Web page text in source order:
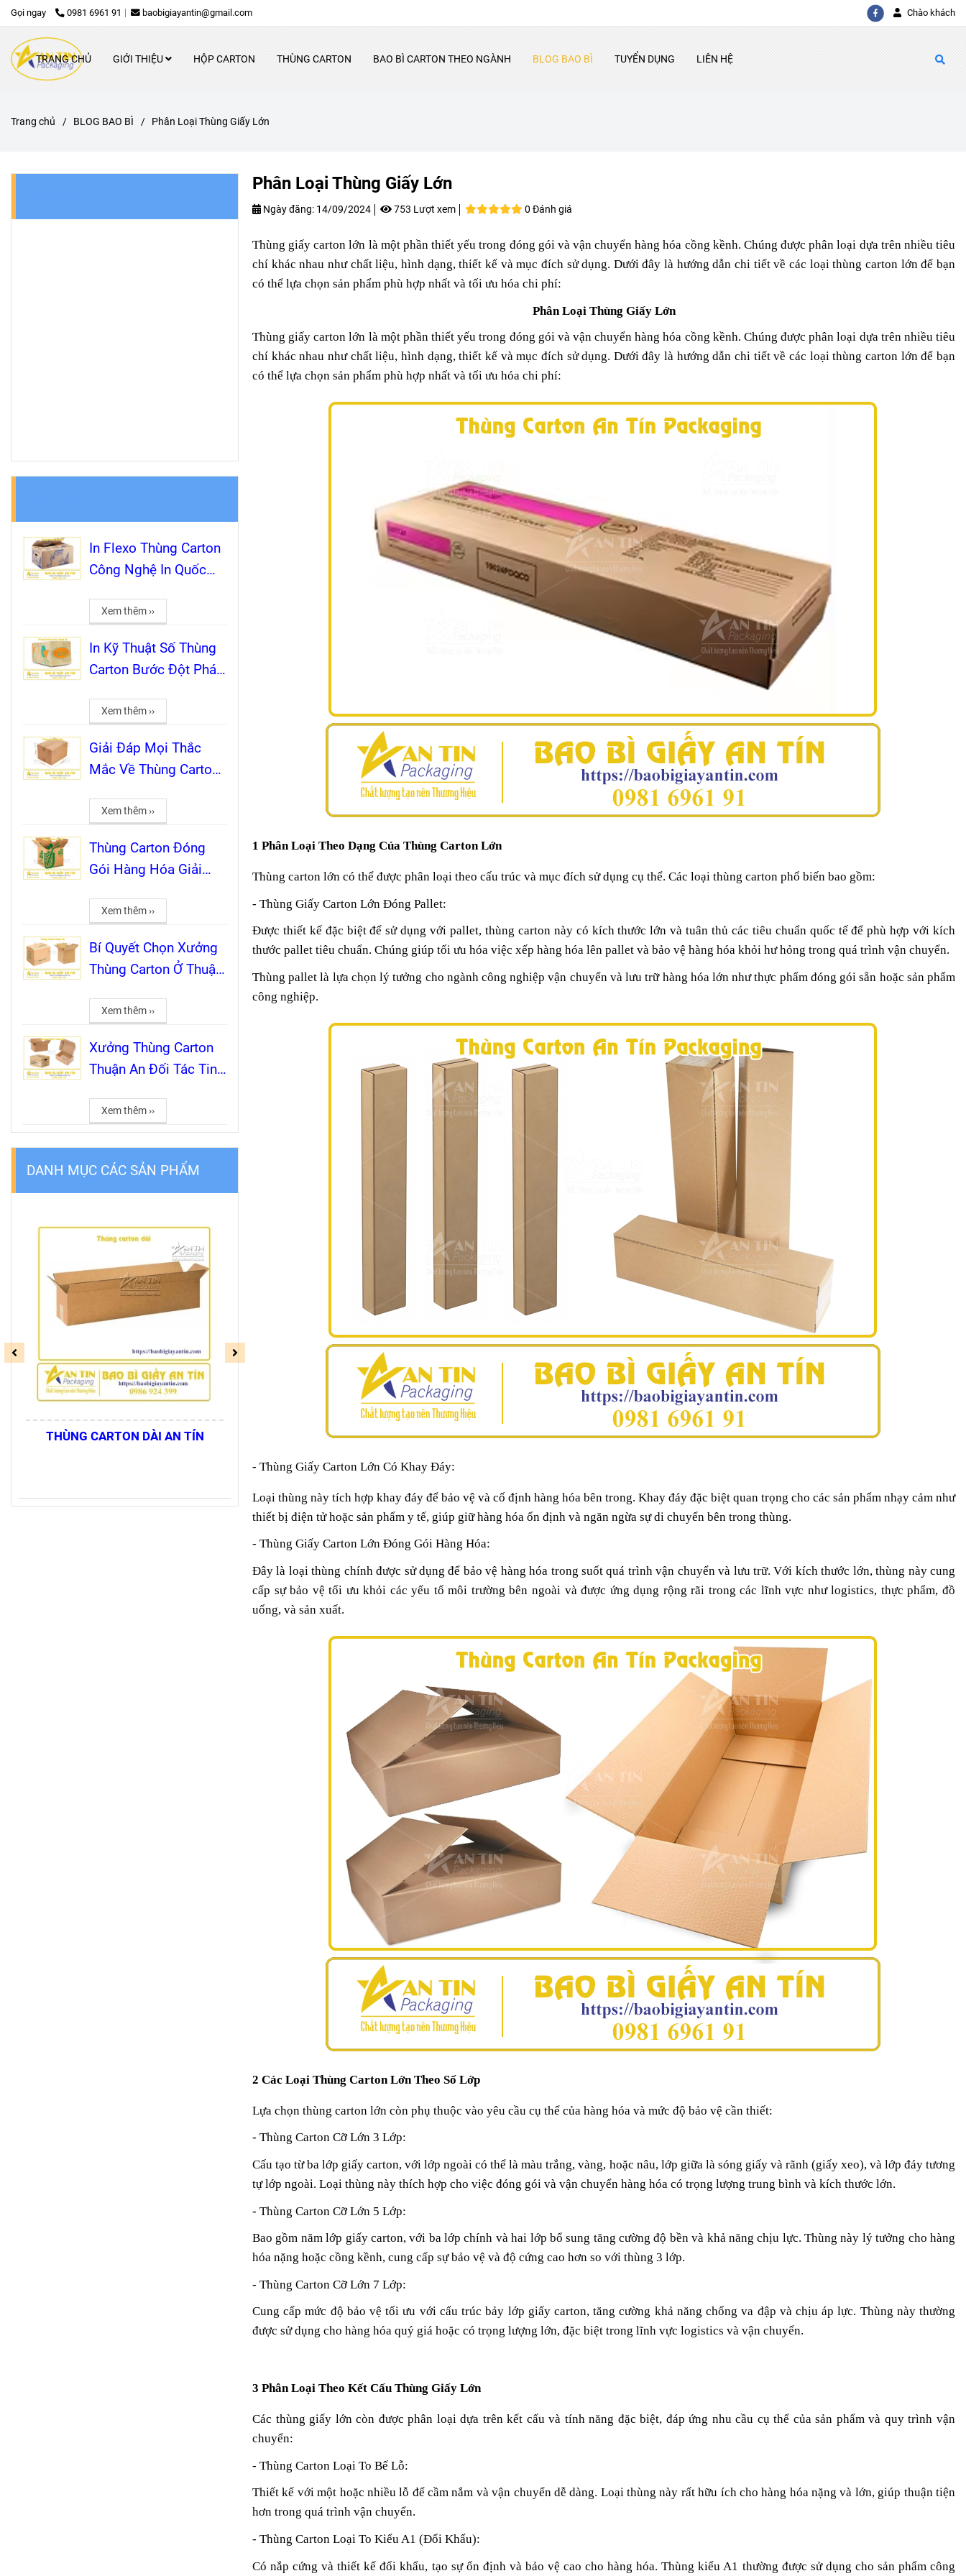
Gọi ngay 0981 6961 91 baobigiayantin@gmail.com Chào khách
TRANG CHỦ GIỚI THIỆU HỘP CARTON THÙNG CARTON BAO BÌ CARTON THEO NGÀNH BLOG BAO BÌ TUYỂN DỤNG LIÊN HỆ
Trang chủ / BLOG BAO BÌ / Phân Loại Thùng Giấy Lớn
Phân Loại Thùng Giấy Lớn
Ngày đăng: 14/09/2024 753 Lượt xem 0 Đánh giá
Thùng giấy carton lớn là một phần thiết yếu trong đóng gói và vận chuyển hàng hóa cồng kềnh. Chúng được phân loại dựa trên nhiều tiêu
chí khác nhau như chất liệu, hình dạng, thiết kế và mục đích sử dụng. Dưới đây là hướng dẫn chi tiết về các loại thùng carton lớn để bạn
có thể lựa chọn sản phẩm phù hợp nhất và tối ưu hóa chi phí:
Phân Loại Thùng Giấy Lớn
Thùng giấy carton lớn là một phần thiết yếu trong đóng gói và vận chuyển hàng hóa cồng kềnh. Chúng được phân loại dựa trên nhiều tiêu
chí khác nhau như chất liệu, hình dạng, thiết kế và mục đích sử dụng. Dưới đây là hướng dẫn chi tiết về các loại thùng carton lớn để bạn
có thể lựa chọn sản phẩm phù hợp nhất và tối ưu hóa chi phí:
1 Phân Loại Theo Dạng Của Thùng Carton Lớn
Thùng carton lớn có thể được phân loại theo cấu trúc và mục đích sử dụng cụ thể. Các loại thùng carton phổ biến bao gồm:
- Thùng Giấy Carton Lớn Đóng Pallet:
Được thiết kế đặc biệt để sử dụng với pallet, thùng carton này có kích thước lớn và tuân thủ các tiêu chuẩn quốc tế để phù hợp với kích
thước pallet tiêu chuẩn. Chúng giúp tối ưu hóa việc xếp hàng hóa lên pallet và bảo vệ hàng hóa khỏi hư hỏng trong quá trình vận chuyển.
Thùng pallet là lựa chọn lý tưởng cho ngành công nghiệp vận chuyển và lưu trữ hàng hóa lớn như thực phẩm đóng gói sẵn hoặc sản phẩm
công nghiệp.
- Thùng Giấy Carton Lớn Có Khay Đáy:
Loại thùng này tích hợp khay đáy để bảo vệ và cố định hàng hóa bên trong. Khay đáy đặc biệt quan trọng cho các sản phẩm nhạy cảm như
thiết bị điện tử hoặc sản phẩm y tế, giúp giữ hàng hóa ổn định và ngăn ngừa sự di chuyển bên trong thùng.
- Thùng Giấy Carton Lớn Đóng Gói Hàng Hóa:
Đây là loại thùng chính được sử dụng để bảo vệ hàng hóa trong suốt quá trình vận chuyển và lưu trữ. Với kích thước lớn, thùng này cung
cấp sự bảo vệ tối ưu khỏi các yếu tố môi trường bên ngoài và được ứng dụng rộng rãi trong các lĩnh vực như logistics, thực phẩm, đồ
uống, và sản xuất.
2 Các Loại Thùng Carton Lớn Theo Số Lớp
Lựa chọn thùng carton lớn còn phụ thuộc vào yêu cầu cụ thể của hàng hóa và mức độ bảo vệ cần thiết:
- Thùng Carton Cỡ Lớn 3 Lớp:
Cấu tạo từ ba lớp giấy carton, với lớp ngoài có thể là màu trắng, vàng, hoặc nâu, lớp giữa là sóng giấy và rãnh (giấy xeo), và lớp đáy tương
tự lớp ngoài. Loại thùng này thích hợp cho việc đóng gói và vận chuyển hàng hóa có trọng lượng trung bình và kích thước lớn.
- Thùng Carton Cỡ Lớn 5 Lớp:
Bao gồm năm lớp giấy carton, với ba lớp chính và hai lớp bổ sung tăng cường độ bền và khả năng chịu lực. Thùng này lý tưởng cho hàng
hóa nặng hoặc cồng kềnh, cung cấp sự bảo vệ và độ cứng cao hơn so với thùng 3 lớp.
- Thùng Carton Cỡ Lớn 7 Lớp:
Cung cấp mức độ bảo vệ tối ưu với cấu trúc bảy lớp giấy carton, tăng cường khả năng chống va đập và chịu áp lực. Thùng này thường
được sử dụng cho hàng hóa quý giá hoặc có trọng lượng lớn, đặc biệt trong lĩnh vực logistics và vận chuyển.
3 Phân Loại Theo Kết Cấu Thùng Giấy Lớn
Các thùng giấy lớn còn được phân loại dựa trên kết cấu và tính năng đặc biệt, đáp ứng nhu cầu cụ thể của sản phẩm và quy trình vận
chuyển:
- Thùng Carton Loại To Bế Lỗ:
Thiết kế với một hoặc nhiều lỗ để cầm nắm và vận chuyển dễ dàng. Loại thùng này rất hữu ích cho hàng hóa nặng và lớn, giúp thuận tiện
hơn trong quá trình vận chuyển.
- Thùng Carton Loại To Kiểu A1 (Đối Khẩu):
Có nắp cứng và thiết kế đối khẩu, tạo sự ổn định và bảo vệ cao cho hàng hóa. Thùng kiểu A1 thường được sử dụng cho sản phẩm công
In Flexo Thùng Carton
Công Nghệ In Quốc
Bì Số Lượng Lớn
Xem thêm ››
In Kỹ Thuật Số Thùng
Carton Bước Đột Phá
Mới Cùng An Tín
Xem thêm ››
Giải Đáp Mọi Thắc
Mắc Về Thùng Carton
Hàng
Xem thêm ››
Thùng Carton Đóng
Gói Hàng Hóa Giải
Cùng Bao Bì Giấy An
Xem thêm ››
Bí Quyết Chọn Xưởng
Thùng Carton Ở Thuận
Không Tiền Mất Tật
Xem thêm ››
Xưởng Thùng Carton
Thuận An Đối Tác Tin
Đóng Gói
Xem thêm ››
DANH MỤC CÁC SẢN PHẨM
THÙNG CARTON DÀI AN TÍN
THÙNG CARTON IN FLEXO 5
HỘP CARTON ĐÓNG GÓI TIVI Thùng carton đóng gói dưa lưới